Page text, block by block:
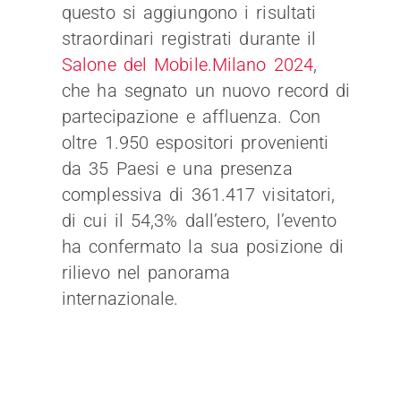
questo si aggiungono i risultati
straordinari registrati durante il
Salone del Mobile.Milano 2024,
che ha segnato un nuovo record di
partecipazione e affluenza. Con
oltre 1.950 espositori provenienti
da 35 Paesi e una presenza
complessiva di 361.417 visitatori,
di cui il 54,3% dall’estero, l’evento
ha confermato la sua posizione di
rilievo nel panorama
internazionale.